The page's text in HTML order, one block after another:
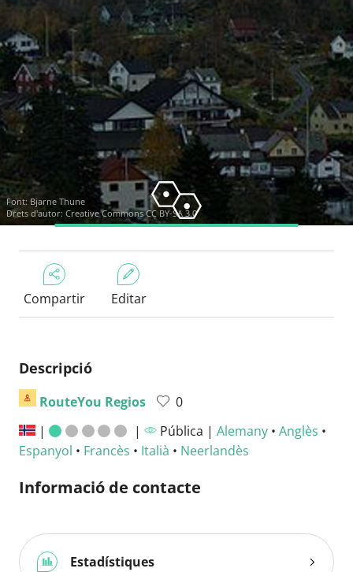
Font: Bjarne Thune
Drets d'autor: Creative Commons CC BY-SA 3.0
Compartir Editar
Descripció
RouteYou Regios
0
|
| Pública | Alemany• Anglès •
Espanyol • Francès • Italià • Neerlandès
Informació de contacte
Estadístiques